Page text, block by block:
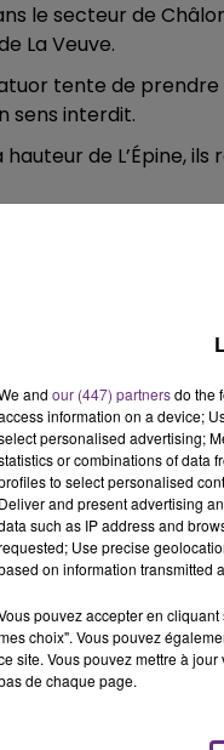
le secteur de
La Veuve.
tente de
sens interdit.
de L’Épine,
les véhicules
une course-
de la voiture, sont
en-Champagne
a également
bon passé
and our (447) partnersdo the
information on a device;
personalised advertising;
or combinations of data
to select personalised
Deliver and present advertising
such as IP address and
Use precise
on information transmitted
pouvez accepter en
choix". Vous pouvez
site. Vous pouvez mettre à
de chaque page.